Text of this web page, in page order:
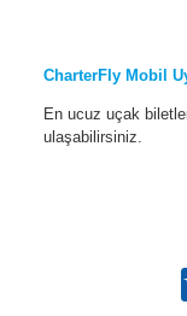
CharterFly Mobil
En ucuz uçak
ulaşabilirsiniz.